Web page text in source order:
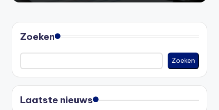
Zoeken
Zoeken
Laatste nieuws